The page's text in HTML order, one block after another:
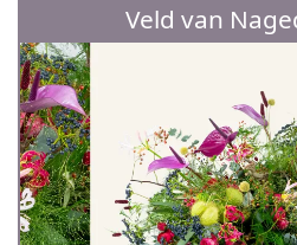
Veld van